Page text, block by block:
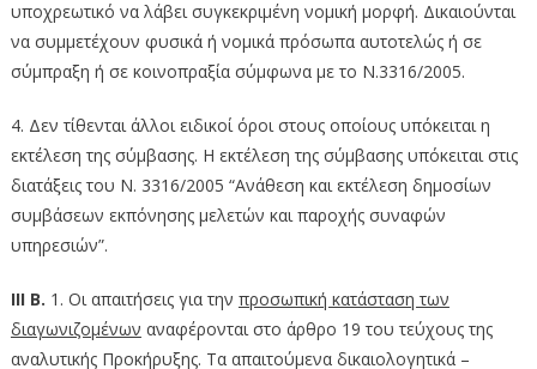
υποχρεωτικό να λάβει συγκεκριμένη νομική μορφή. Δικαιούνται
να συμμετέχουν φυσικά ή νομικά πρόσωπα αυτοτελώς ή σε
σύμπραξη ή σε κοινοπραξία σύμφωνα με το Ν.3316/2005.
4. Δεν τίθενται άλλοι ειδικοί όροι στους οποίους υπόκειται η
εκτέλεση της σύμβασης. Η εκτέλεση της σύμβασης υπόκειται στις
διατάξεις του Ν. 3316/2005 “Ανάθεση και εκτέλεση δημοσίων
συμβάσεων εκπόνησης μελετών και παροχής συναφών
υπηρεσιών”.
ΙΙΙ Β. 1. Οι απαιτήσεις για την προσωπική κατάσταση των
διαγωνιζομένων αναφέρονται στο άρθρο 19 του τεύχους της
αναλυτικής Προκήρυξης. Τα απαιτούμενα δικαιολογητικά –